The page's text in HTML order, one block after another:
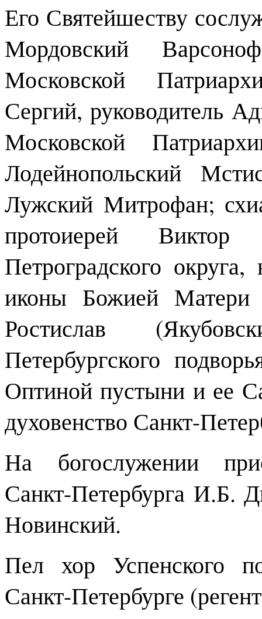
Его Святейшеству
Мордовский
Московской
Сергий, руководитель
Московской
Лодейнопольский
Лужский Митрофан;
протоиерей Виктор
Петроградского
иконы Божией Матери
Ростислав
Петербургского
Оптиной пустыни и ее
духовенство Санкт-
На богослужении
Санкт-Петербурга И.Б.
Новинский.
Пел хор Успенского
Санкт-Петербурге